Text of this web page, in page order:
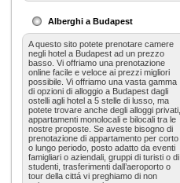
Alberghi a Budapest
A questo sito potete prenotare camere
negli hotel a Budapest ad un prezzo
basso. Vi offriamo una prenotazione
online facile e veloce ai prezzi migliori
possibile. Vi offriamo una vasta gamma
di opzioni di alloggio a Budapest dagli
ostelli agli hotel a 5 stelle di lusso, ma
potete trovare anche degli alloggi privati,
appartamenti monolocali e bilocali tra le
nostre proposte. Se aveste bisogno di
prenotazione di appartamento per corto
o lungo periodo, posto adatto da eventi
famigliari o aziendali, gruppi di turisti o di
studenti, trasferimenti dall’aeroporto o
tour della cittá vi preghiamo di non